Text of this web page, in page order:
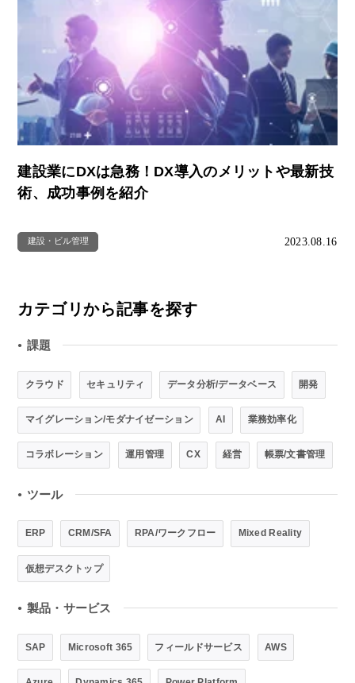
建設業にDXは急務！DX導入のメリットや最新技
術、成功事例を紹介
建設・ビル管理 2023.08.16
カテゴリから記事を探す
● 課題
クラウド セキュリティ データ分析/データベース 開発
マイグレーション/モダナイゼーション AI 業務効率化
コラボレーション 運用管理 CX 経営 帳票/文書管理
● ツール
ERP CRM/SFA RPA/ワークフロー Mixed Reality
仮想デスクトップ
● 製品・サービス
SAP Microsoft 365 フィールドサービス AWS